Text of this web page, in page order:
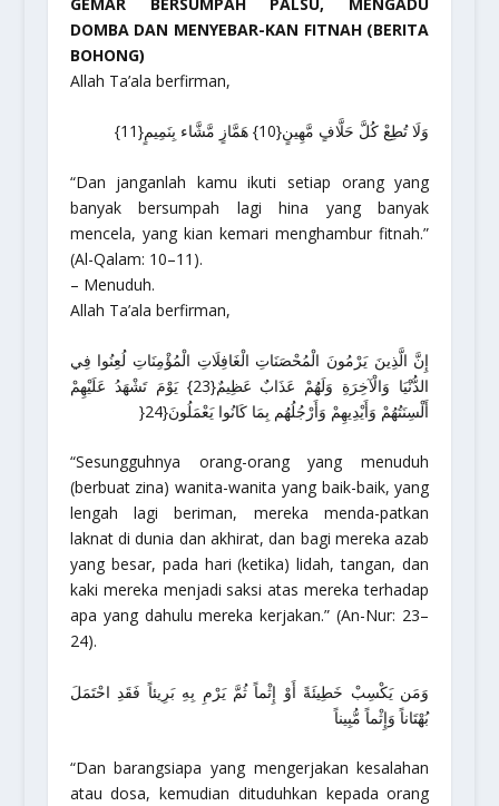
DOMBA DAN MENYEBAR-KAN FITNAH (BERITA
BOHONG)
Allah Ta’ala berfirman,
وَلَا تُطِعْ كُلَّ حَلَّافٍ مَّهِينٍ{10} هَمَّازٍ مَّشَّاء بِنَمِيمٍ{11}
“Dan janganlah kamu ikuti setiap orang yang
banyak bersumpah lagi hina yang banyak
mencela, yang kian kemari menghambur fitnah.”
(Al-Qalam: 10–11).
– Menuduh.
Allah Ta’ala berfirman,
إِنَّ الَّذِينَ يَرْمُونَ الْمُحْصَنَاتِ الْغَافِلَاتِ الْمُؤْمِنَاتِ لُعِنُوا فِي
الدُّنْيَا وَالْآخِرَةِ وَلَهُمْ عَذَابٌ عَظِيمٌ{23} يَوْمَ تَشْهَدُ عَلَيْهِمْ
أَلْسِنَتُهُمْ وَأَيْدِيهِمْ وَأَرْجُلُهُم بِمَا كَانُوا يَعْمَلُونَ{24{
“Sesungguhnya orang-orang yang menuduh
(berbuat zina) wanita-wanita yang baik-baik, yang
lengah lagi beriman, mereka menda-patkan
laknat di dunia dan akhirat, dan bagi mereka azab
yang besar, pada hari (ketika) lidah, tangan, dan
kaki mereka menjadi saksi atas mereka terhadap
apa yang dahulu mereka kerjakan.” (An-Nur: 23–
24).
وَمَن يَكْسِبْ خَطِيئَةً أَوْ إِثْماً ثُمَّ يَرْمِ بِهِ بَرِيئاً فَقَدِ احْتَمَلَ
بُهْتَاناً وَإِثْماً مُّبِيناً
“Dan barangsiapa yang mengerjakan kesalahan
atau dosa, kemudian dituduhkan kepada orang